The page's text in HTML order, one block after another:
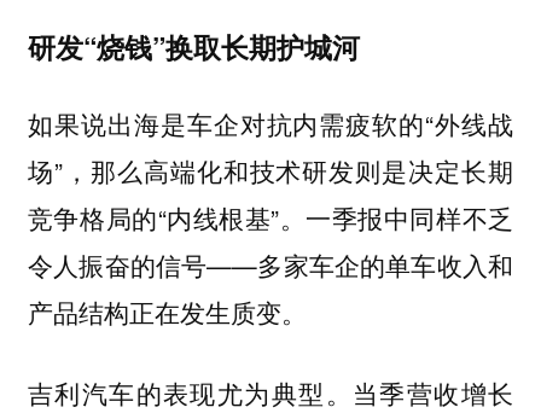
研发“烧钱”换取长期护城河
如果说出海是车企对抗内需疲软的“外线战
场”，那么高端化和技术研发则是决定长期
竞争格局的“内线根基”。一季报中同样不乏
令人振奋的信号——多家车企的单车收入和
产品结构正在发生质变。
吉利汽车的表现尤为典型。当季营收增长